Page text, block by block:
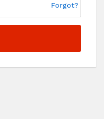
Forgot?